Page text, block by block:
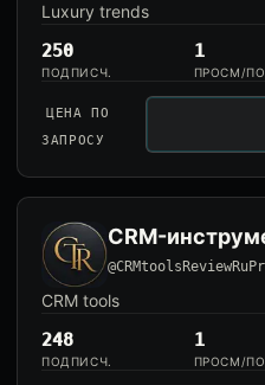
Luxury trends
250
ПОДПИСЧ.
1
ПРОСМ/
ЦЕНА ПО
ЗАПРОСУ
CRM-
CRM tools
248
ПОДПИСЧ.
1
ПРОСМ/